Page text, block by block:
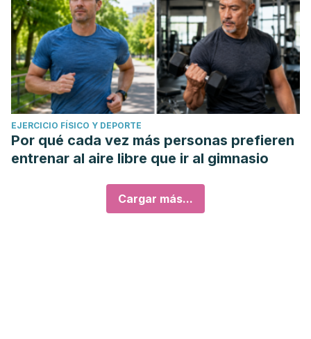
EJERCICIO FÍSICO Y DEPORTE
Por qué cada vez más personas prefieren
entrenar al aire libre que ir al gimnasio
Cargar más...